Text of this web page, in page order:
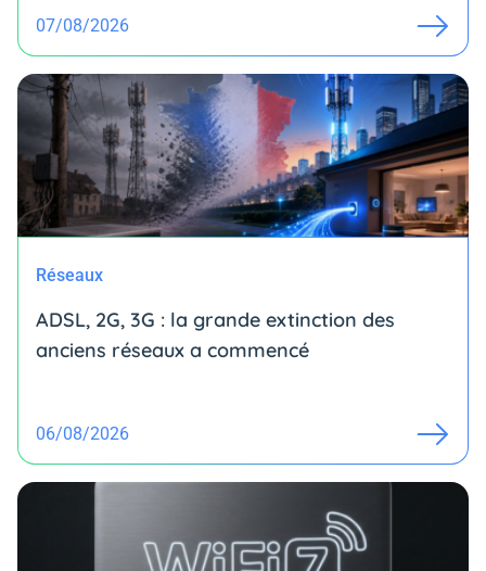
07/08/2026
Réseaux
ADSL, 2G, 3G : la grande extinction des
anciens réseaux a commencé
06/08/2026